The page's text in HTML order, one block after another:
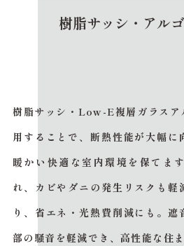
樹脂サッシ・アル
樹脂サッシ・Low-E複層ガラスア
用することで、断熱性能が大幅に
暖かい快適な室内環境を保てま
れ、カビやダニの発生リスクも軽
り、省エネ・光熱費削減にも。
部の騒音を軽減でき、高性能な住ま